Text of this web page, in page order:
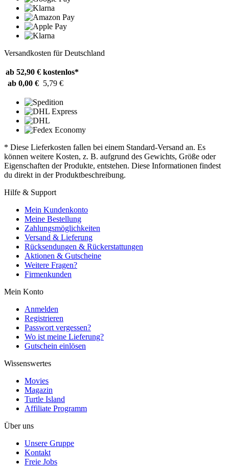
Versandkosten für Deutschland
ab 52,90 € kostenlos*
ab 0,00 € 5,79 €
* Diese Lieferkosten fallen bei einem Standard-Versand an. Es
können weitere Kosten, z. B. aufgrund des Gewichts, Größe oder
Eigenschaften der Produkte, entstehen. Diese Informationen findest
du direkt in der Produktbeschreibung.
Hilfe & Support
Mein Kundenkonto
Meine Bestellung
Zahlungsmöglichkeiten
Versand & Lieferung
Rücksendungen & Rückerstattungen
Aktionen & Gutscheine
Weitere Fragen?
Firmenkunden
Mein Konto
Anmelden
Registrieren
Passwort vergessen?
Wo ist meine Lieferung?
Gutschein einlösen
Wissenswertes
Movies
Magazin
Turtle Island
Affiliate Programm
Über uns
Unsere Gruppe
Kontakt
Freie Jobs